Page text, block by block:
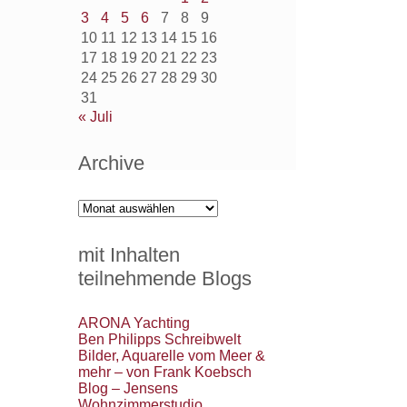
3
4 5 6 7 8
9
10 11 12 13 14 15 16
17 18 19 20 21 22 23
24 25 26 27 28 29 30
31
« Juli
Archive
Archive
mit Inhalten
teilnehmende Blogs
ARONA Yachting
Ben Philipps Schreibwelt
Bilder, Aquarelle vom Meer &
mehr – von Frank Koebsch
Blog – Jensens